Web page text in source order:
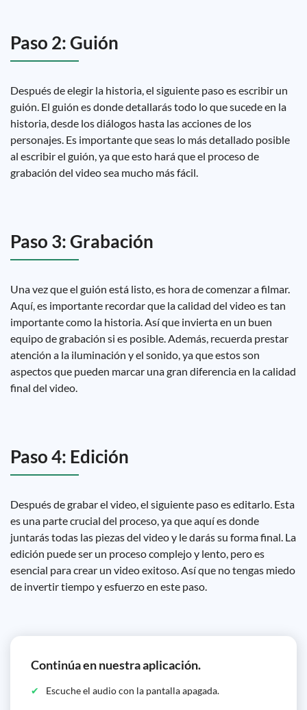
Paso 2: Guión
Después de elegir la historia, el siguiente paso es escribir un
guión. El guión es donde detallarás todo lo que sucede en la
historia, desde los diálogos hasta las acciones de los
personajes. Es importante que seas lo más detallado posible
al escribir el guión, ya que esto hará que el proceso de
grabación del video sea mucho más fácil.
Paso 3: Grabación
Una vez que el guión está listo, es hora de comenzar a filmar.
Aquí, es importante recordar que la calidad del video es tan
importante como la historia. Así que invierta en un buen
equipo de grabación si es posible. Además, recuerda prestar
atención a la iluminación y el sonido, ya que estos son
aspectos que pueden marcar una gran diferencia en la calidad
final del video.
Paso 4: Edición
Después de grabar el video, el siguiente paso es editarlo. Esta
es una parte crucial del proceso, ya que aquí es donde
juntarás todas las piezas del video y le darás su forma final. La
edición puede ser un proceso complejo y lento, pero es
esencial para crear un video exitoso. Así que no tengas miedo
de invertir tiempo y esfuerzo en este paso.
Continúa en nuestra aplicación.
Escuche el audio con la pantalla apagada.